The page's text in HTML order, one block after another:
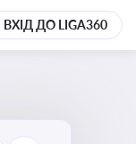
ВХІД ДО LIGA360